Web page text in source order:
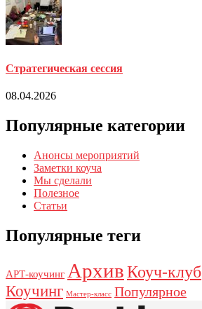
Стратегическая сессия
08.04.2026
Популярные категории
Анонсы мероприятий
Заметки коуча
Мы сделали
Полезное
Статьи
Популярные теги
АРТ-коучинг АрхивКоуч-клуб
Коучинг Мастер-класс Популярное